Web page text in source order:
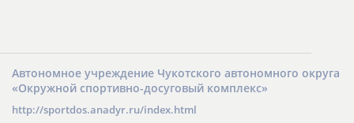
Автономное учреждение Чукотского автономного округа
«Окружной спортивно-досуговый комплекс»
http://sportdos.anadyr.ru/index.html